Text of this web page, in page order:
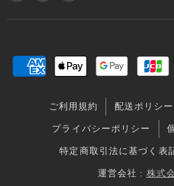
n
r
s
m
で
つ
N
見
て
く
さ
ご利用規約 配送ポリシー
プライバシーポリシー
特定商取引法に基づく表
運営会社 : 株式